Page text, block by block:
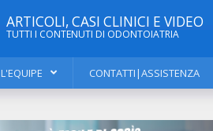
ARTICOLI, CASI CLINICI E VIDEO
TUTTI I CONTENUTI DI ODONTOIATRIA
L'EQUIPE CONTATTI|ASSISTENZA